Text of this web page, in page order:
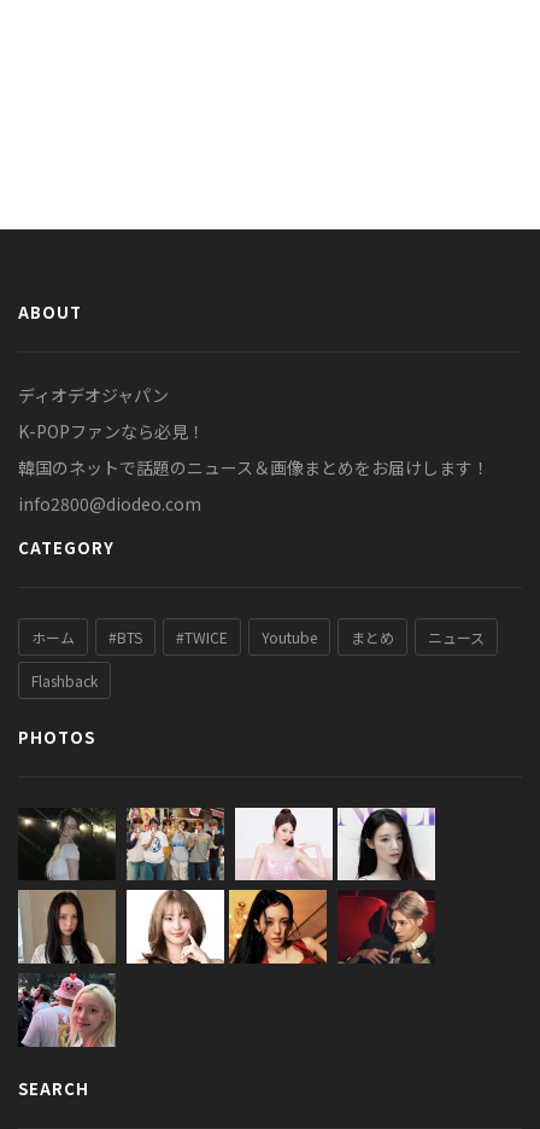
ABOUT
ディオデオジャパン
K-POPファンなら必見！
韓国のネットで話題のニュース＆画像まとめをお届けします！
info2800@diodeo.com
CATEGORY
ホーム #BTS #TWICE Youtube まとめ ニュース
Flashback
PHOTOS
SEARCH